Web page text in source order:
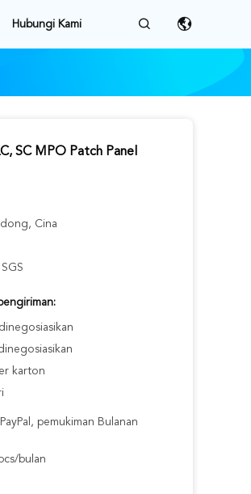
Hubungi Kami
SC MPO Patch Panel
Cina
karton
PayPal, pemukiman Bulanan
bulan